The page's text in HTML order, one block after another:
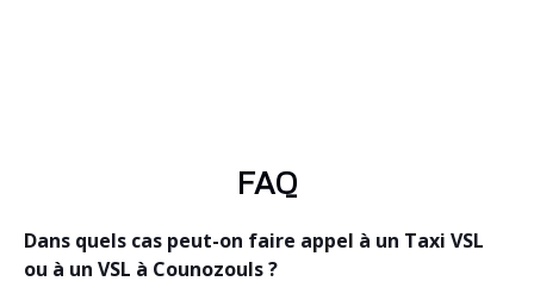
FAQ
Dans quels cas peut-on faire appel à un Taxi VSL
ou à un VSL à Counozouls ?